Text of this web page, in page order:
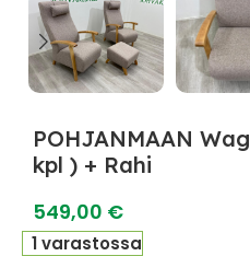
POHJANMAAN
kpl ) + Rahi
549,00 €
1 varastossa